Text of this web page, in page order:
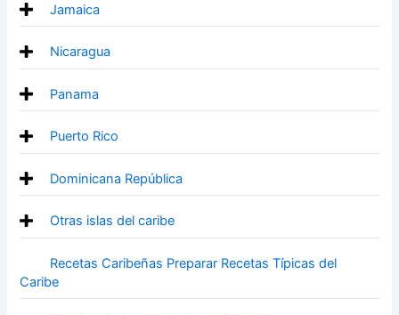
Jamaica
Nicaragua
Panama
Puerto Rico
Dominicana República
Otras islas del caribe
Recetas Caribeñas Preparar Recetas Típicas del
Caribe